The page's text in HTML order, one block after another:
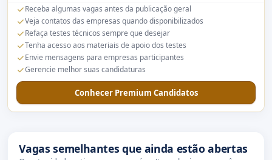
Receba algumas vagas antes da publicação geral
Veja contatos das empresas quando disponibilizados
Refaça testes técnicos sempre que desejar
Tenha acesso aos materiais de apoio dos testes
Envie mensagens para empresas participantes
Gerencie melhor suas candidaturas
Conhecer Premium Candidatos
Vagas semelhantes que ainda estão abertas